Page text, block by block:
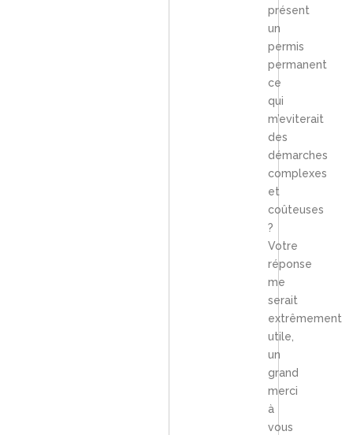
présent
un
permis
permanent
ce
qui
m’eviterait
des
démarches
complexes
et
coûteuses
?
Votre
réponse
me
serait
extrêmement
utile,
un
grand
merci
à
vous